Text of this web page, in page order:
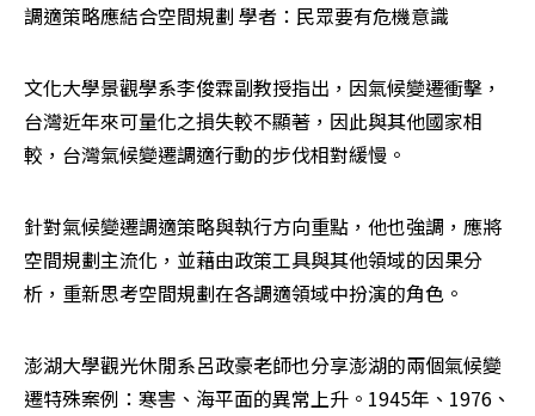
調適策略應結合空間規劃 學者：民眾要有危機意識
文化大學景觀學系李俊霖副教授指出，因氣候變遷衝擊，
台灣近年來可量化之損失較不顯著，因此與其他國家相
較，台灣氣候變遷調適行動的步伐相對緩慢。
針對氣候變遷調適策略與執行方向重點，他也強調，應將
空間規劃主流化，並藉由政策工具與其他領域的因果分
析，重新思考空間規劃在各調適領域中扮演的角色。
澎湖大學觀光休閒系呂政豪老師也分享澎湖的兩個氣候變
遷特殊案例：寒害、海平面的異常上升。1945年、1976、